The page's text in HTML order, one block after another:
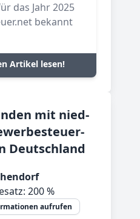
das Jahr 2025
bekannt
Artikel lesen!
mit nied­
Deutsch­land
200 %
aufrufen